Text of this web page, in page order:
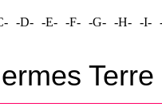
-D- -E- -F- -G- -H- -I-